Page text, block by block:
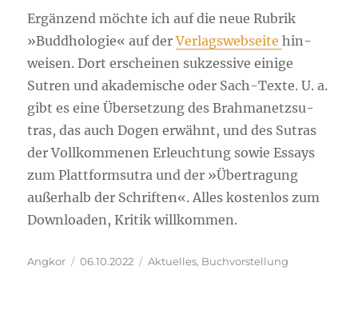
Ergän­zend möch­te ich auf die neue Rubrik
»Bud­dho­lo­gie« auf derVer­lags­web­sei­tehin­
wei­sen. Dort erschei­nen suk­zes­si­ve eini­ge
Sutren und aka­de­mi­sche oder Sach-Tex­te. U. a.
gibt es eine Über­set­zung des Brah­manetz­su­
tras, das auch Dogen erwähnt, und des Sutras
der Voll­kom­me­nen Erleuch­tung sowie Essays
zum Platt­form­su­tra und der »Über­tra­gung
außer­halb der Schrif­ten«. Alles kos­ten­los zum
Down­loa­den, Kri­tik willkommen.
Autor
Angkor
Veröffentlicht
06.10.2022 Kategorien
Aktuelles, Buchvorstellung